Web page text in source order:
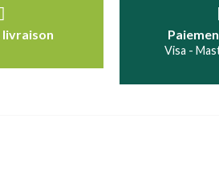
livraison
Visa -